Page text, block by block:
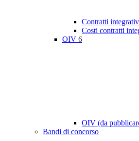
Contratti
Costi contratti
OIV 6
OIV (da
Bandi di concorso